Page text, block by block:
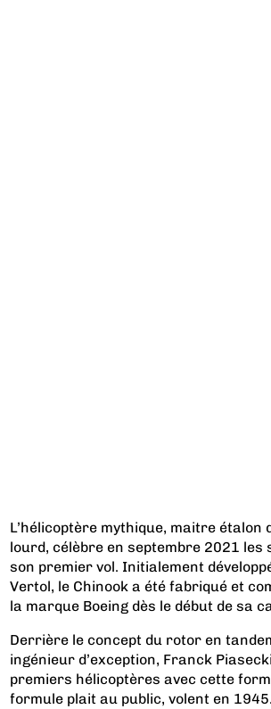
L’hélicoptère mythique, maitre étalon
lourd, célèbre en septembre 2021 les
son premier vol. Initialement
Vertol, le Chinook a été fabriqué et
la marque Boeing dès le début de sa
Derrière le concept du rotor en
ingénieur d’exception, Franck
premiers hélicoptères avec cette
formule plait au public, volent en